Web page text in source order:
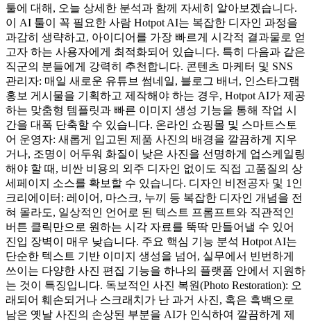
툴에 대해, 오늘 상세한 분석과 함께 자세히 알아보겠습니다.
이 AI 툴이 꼭 필요한 사람 Hotpot AI는 복잡한 디자인 과정을
과감히 생략하고, 아이디어를 가장 빠르게 시각적 결과물로 얻
고자 하는 사용자에게 최적화되어 있습니다. 특히 다음과 같은
직군의 분들에게 강력히 추천합니다. 콘텐츠 마케터 및 SNS
관리자: 매일 새로운 유튜브 썸네일, 블로그 배너, 인스타그램
홍보 게시물을 기획하고 제작해야 하는 경우, Hotpot AI가 제공
하는 맞춤형 템플릿과 빠른 이미지 생성 기능을 통해 작업 시
간을 대폭 단축할 수 있습니다. 온라인 쇼핑몰 및 스마트스토
어 운영자: 새롭게 입고된 제품 사진의 배경을 깔끔하게 지우
거나, 조명이 어두워 화질이 낮은 사진을 선명하게 업스케일링
해야 할 때, 비싼 비용의 외주 디자인 없이도 직접 고품질의 상
세페이지 소스를 확보할 수 있습니다. 디자인 비전공자 및 1인
크리에이터: 레이어, 마스크, 누끼 등 복잡한 디자인 개념을 전
혀 몰라도, 일상적인 언어로 된 텍스트 프롬프트와 직관적인
버튼 클릭만으로 원하는 시각 자료를 뚝딱 만들어낼 수 있어
진입 장벽이 매우 낮습니다. 주요 핵심 기능 분석 Hotpot AI는
단순한 텍스트 기반 이미지 생성을 넘어, 실무에서 빈번하게
쓰이는 다양한 사진 편집 기능을 하나의 플랫폼 안에서 지원하
는 것이 특징입니다. 독보적인 사진 복원(Photo Restoration): 오
래되어 훼손되거나 스크래치가 난 과거 사진, 혹은 흑백으로
남은 옛날 사진의 손상된 부분을 AI가 인식하여 깔끔하게 제